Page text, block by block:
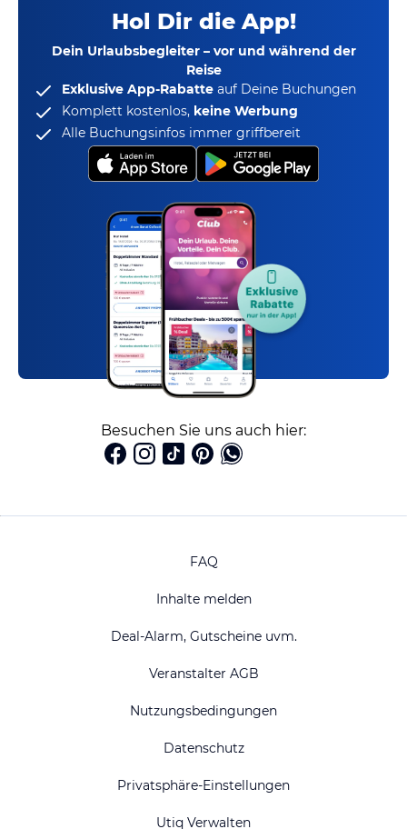
Hol Dir die App!
Dein Urlaubsbegleiter – vor und während der
Reise
Exklusive App-Rabatte auf Deine Buchungen
Komplett kostenlos, keine Werbung
Alle Buchungsinfos immer griffbereit
Besuchen Sie uns auch hier:
FAQ
Inhalte melden
Deal-Alarm, Gutscheine uvm.
Veranstalter AGB
Nutzungsbedingungen
Datenschutz
Privatsphäre-Einstellungen
Utiq Verwalten